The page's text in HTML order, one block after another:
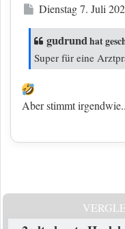
Beitrag
Dienstag 7. Juli
gudrundhat
Super für eine
Aber stimmt